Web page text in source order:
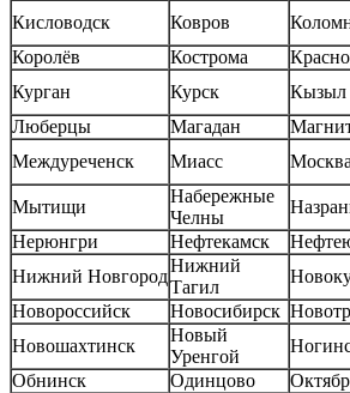
Кисловодск Ковров
Королёв
Кострома
Курган
Курск Кызыл
Люберцы
Магадан
Междуреченск
Миасс
Мытищи
Набережные
Челны
Нерюнгри
Нефтекамск
Нижний Новгород
Нижний
Тагил
Новороссийск
Новосибирск
Новошахтинск
Новый
Уренгой
Обнинск
Одинцово